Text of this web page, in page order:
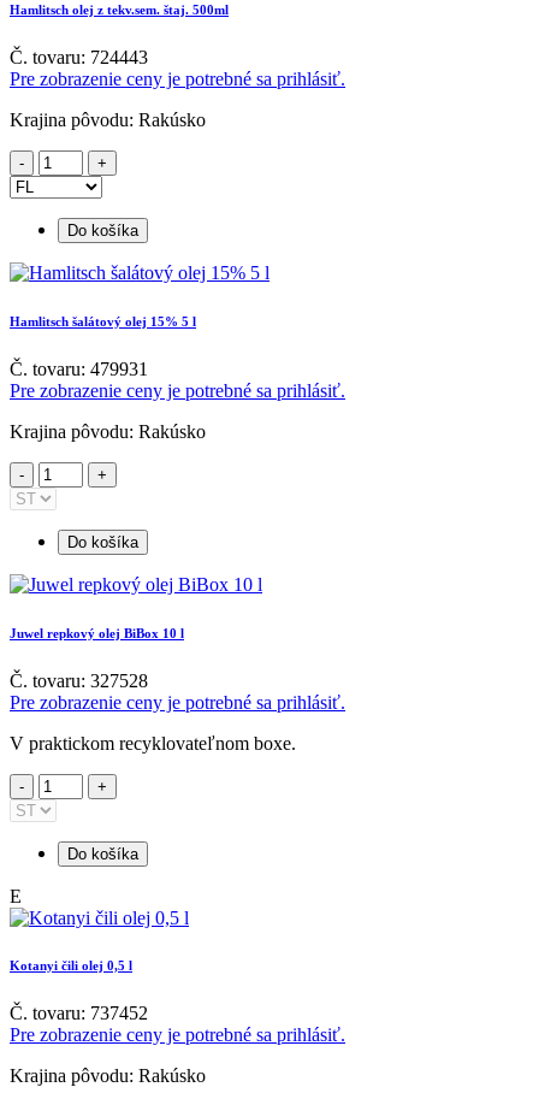
Hamlitsch olej z tekv.sem. štaj. 500ml
Č. tovaru: 724443
Pre zobrazenie ceny je potrebné sa prihlásiť.
Krajina pôvodu: Rakúsko
Do košíka
Hamlitsch šalátový olej 15% 5 l
Č. tovaru: 479931
Pre zobrazenie ceny je potrebné sa prihlásiť.
Krajina pôvodu: Rakúsko
Do košíka
Juwel repkový olej BiBox 10 l
Č. tovaru: 327528
Pre zobrazenie ceny je potrebné sa prihlásiť.
V praktickom recyklovateľnom boxe.
Do košíka
E
Kotanyi čili olej 0,5 l
Č. tovaru: 737452
Pre zobrazenie ceny je potrebné sa prihlásiť.
Krajina pôvodu: Rakúsko